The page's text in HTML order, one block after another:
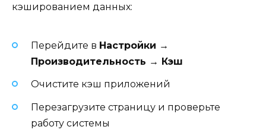
кэшированием данных:
Перейдите в Настройки →
Производительность → Кэш
Очистите кэш приложений
Перезагрузите страницу и проверьте
работу системы